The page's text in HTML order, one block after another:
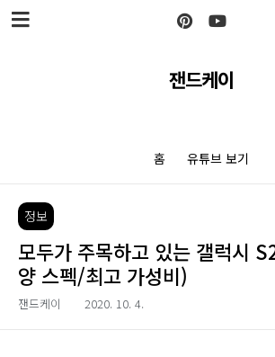
본문 바로가기
잰드케이
홈 유튜브 보기
정보
모두가 주목하고 있는 갤럭시
양 스펙/최고 가성비)
잰드케이 2020. 10. 4.